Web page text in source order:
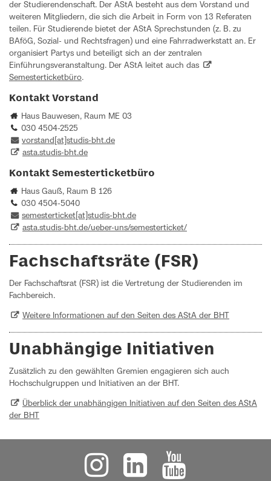
der Studierendenschaft. Der AStA besteht aus dem Vorstand und
weiteren Mitgliedern, die sich die Arbeit in Form von 13 Referaten
teilen. Für Studierende bietet der AStA Sprechstunden (z. B. zu
BAföG, Sozial- und Rechtsfragen) und eine Fahrradwerkstatt an. Er
organisiert Partys und beteiligt sich an der zentralen
Einführungsveranstaltung. Der AStA leitet auch das
Semesterticketbüro.
Kontakt Vorstand
Haus Bauwesen, Raum ME 03
030 4504-2525
vorstand[at]studis-bht.de
asta.studis-bht.de
Kontakt Semesterticketbüro
Haus Gauß, Raum B 126
030 4504-5040
semesterticket[at]studis-bht.de
asta.studis-bht.de/ueber-uns/semesterticket/
Fachschaftsräte (FSR)
Der Fachschaftsrat (FSR) ist die Vertretung der Studierenden im
Fachbereich.
Weitere Informationen auf den Seiten des AStA der BHT
Unabhängige Initiativen
Zusätzlich zu den gewählten Gremien engagieren sich auch
Hochschulgruppen und Initiativen an der BHT.
Überblick der unabhängigen Initiativen auf den Seiten des AStA
der BHT